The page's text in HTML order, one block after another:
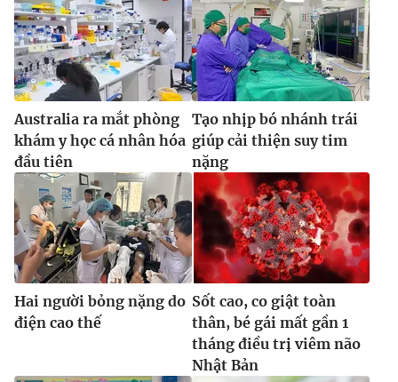
Australia ra mắt phòng
khám y học cá nhân hóa
đầu tiên
Tạo nhịp bó nhánh trái
giúp cải thiện suy tim
nặng
Hai người bỏng nặng do
điện cao thế
Sốt cao, co giật toàn
thân, bé gái mất gần 1
tháng điều trị viêm não
Nhật Bản